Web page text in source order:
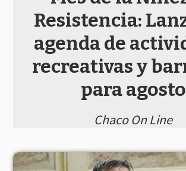
Resistencia:
agenda de
recreativas y
para agosto
Chaco On Line